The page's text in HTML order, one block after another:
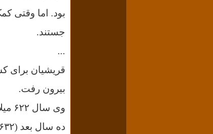
بود. اما وقتی
جستند.
...
قریشیان برای
بیرون رفت.
وی سال ۶۲۲ میلادی (برابر با سال سیزدهم پس از آغاز دعوت خود) به مدینه هجرت کرد.